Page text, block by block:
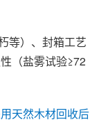
等）、封箱工艺
（盐雾试验≥72
天然木材回收后